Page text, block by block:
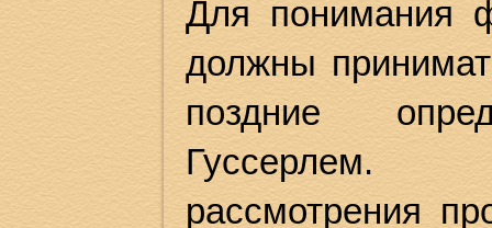
Для понимания
должны
поздние
Гуссерлем.
рассмотрения